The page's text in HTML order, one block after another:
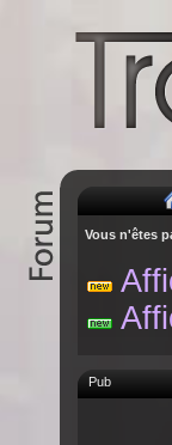
Vous n'êtes
Pub